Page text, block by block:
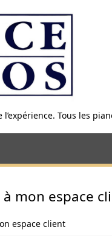
l’expérience. Tous les
mon espace
espace client